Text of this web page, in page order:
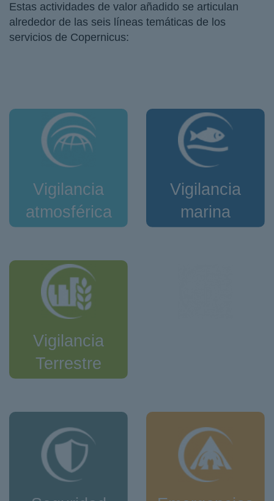
Estas actividades de valor añadido se articulan
alrededor de las seis líneas temáticas de los
servicios de Copernicus:
Vigilancia
atmosférica
Vigilancia
marina
Vigilancia
Terrestre